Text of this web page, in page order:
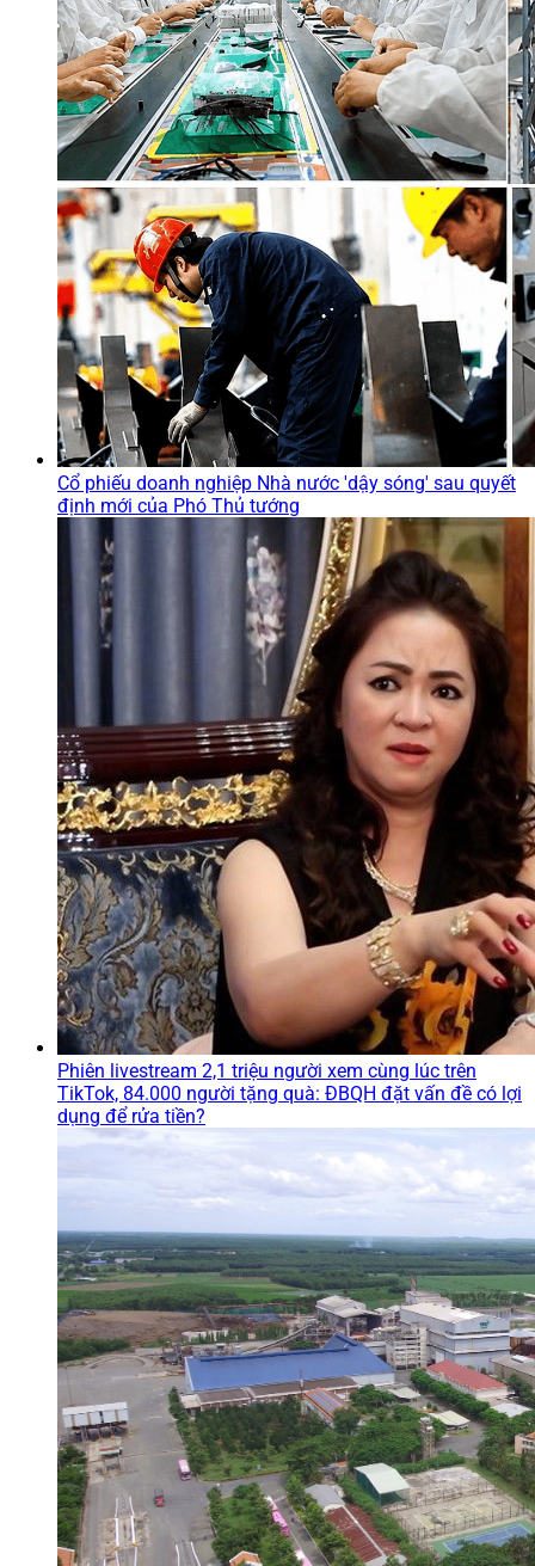
Cổ phiếu doanh nghiệp Nhà nước 'dậy sóng' sau quyết
định mới của Phó Thủ tướng
Phiên livestream 2,1 triệu người xem cùng lúc trên
TikTok, 84.000 người tặng quà: ĐBQH đặt vấn đề có lợi
dụng để rửa tiền?